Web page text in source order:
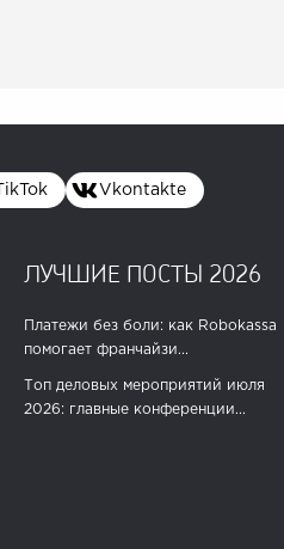
TikTok Vkontakte
ЛУЧШИЕ ПОСТЫ 2026
Платежи без боли: как Robokassa
помогает франчайзи...
Топ деловых мероприятий июля
2026: главные конференции...